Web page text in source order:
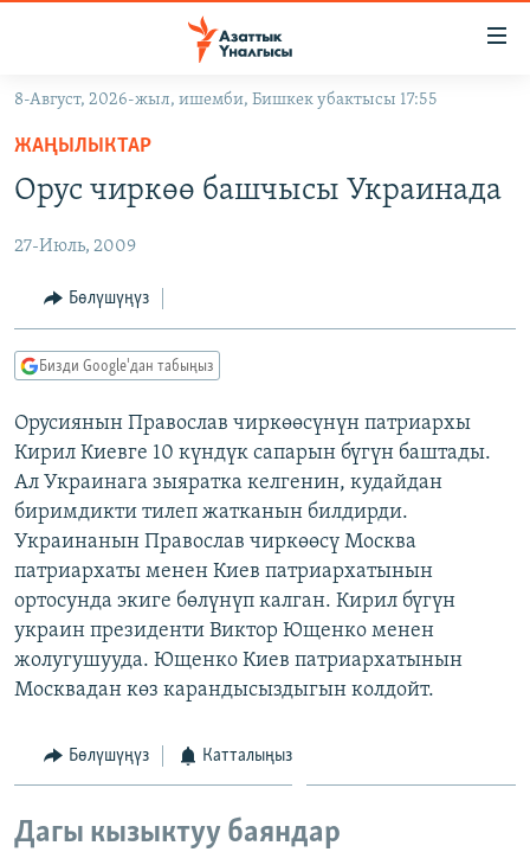
Навигацияга
өтүңүз
Издөөгө
салыңызКЫРГЫЗСТАН
САЯСАТ
ЭКОНОМИКА
ДҮЙНӨ
ДҮЙНӨ
БОРБОР АЗИЯ
УКРАИНА
АТАЙЫН ИЛИКТӨӨ
БҮГҮН АЗАТТЫКТА
ЭКСПЕРТТЕР ТАЛДАЙТ
БИЗ ЖАНА ДҮЙНӨ
ДАНИСТЕ
ЭЖЕ-СИҢДИЛЕР
АЗАТТЫК+
ЫҢГАЙСЫЗ СУРООЛОР
ПОДКАСТ
ӨЗГӨЧӨ ПИКИР
Русский
ОНЛАЙН ШЕРИНЕ
8-Август, 2026-жыл, ишемби, Бишкек убактысы 17:55
ЖАҢЫЛЫКТАР
Орус чиркөө башчысы Украинада
27-Июль, 2009
Бөлүшүңүз
Бизди Google'дан табыңыз
Орусиянын Православ чиркөөсүнүн патриархы
Кирил Киевге 10 күндүк сапарын бүгүн баштады.
Ал Украинага зыяратка келгенин, кудайдан
биримдикти тилеп жатканын билдирди.
Украинанын Православ чиркөөсү Москва
патриархаты менен Киев патриархатынын
ортосунда экиге бөлүнүп калган. Кирил бүгүн
украин президенти Виктор Ющенко менен
жолугушууда. Ющенко Киев патриархатынын
Москвадан көз карандысыздыгын колдойт.
Бөлүшүңүз Катталыңыз
Дагы кызыктуу баяндар